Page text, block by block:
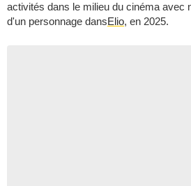
activités dans le milieu du cinéma avec
d'un personnage dansElio, en 2025.